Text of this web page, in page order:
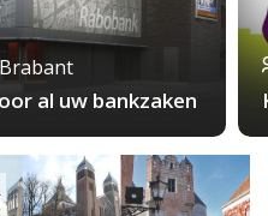
al uw bankzaken